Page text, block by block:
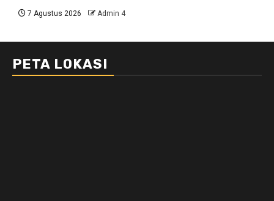
7 Agustus 2026 Admin 4
PETA LOKASI